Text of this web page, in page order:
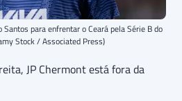
para enfrentar o Ceará pela Série B do
Stock / Associated Press)
JP Chermont está fora da